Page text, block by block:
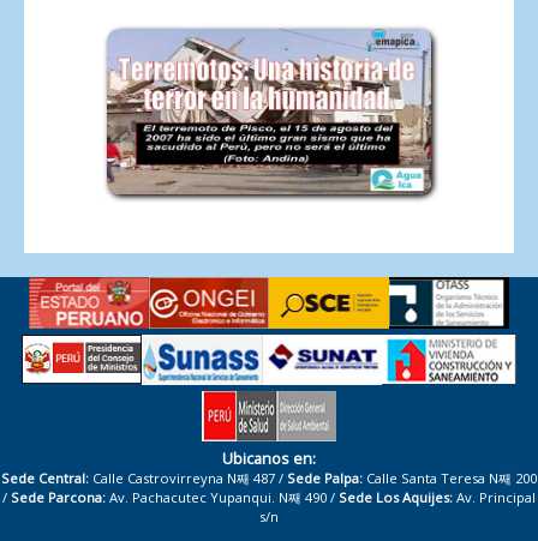
Ubicanos en:
Sede Central: Calle Castrovirreyna N째 487 / Sede Palpa: Calle Santa Teresa N째 200
/ Sede Parcona: Av. Pachacutec Yupanqui. N째 490 / Sede Los Aquijes: Av. Principal
s/n